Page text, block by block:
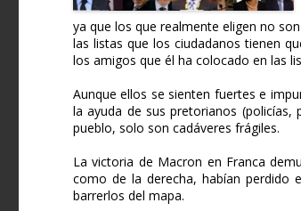
ya que los que realmente eligen no
las listas que los ciudadanos tienen
los amigos que él ha colocado en las
Aunque ellos se sienten fuertes e
la ayuda de sus pretorianos
pueblo, solo son cadáveres frágiles.
La victoria de Macron en Franca
como de la derecha, habían perdido
barrerlos del mapa.